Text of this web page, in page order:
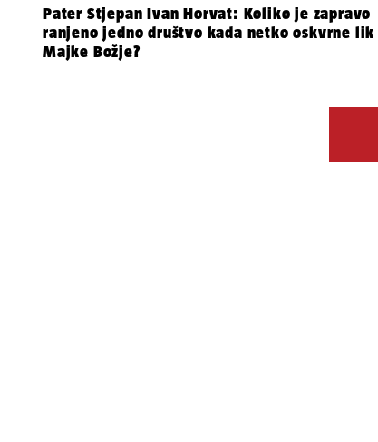
Pater Stjepan Ivan Horvat: Koliko je zapravo
ranjeno jedno društvo kada netko oskvrne lik
Majke Božje?